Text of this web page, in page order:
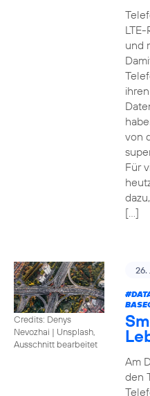
und
von
Für
[…]
Credits: Denys
Nevozhai | Unsplash,
Ausschnitt bearbeitet
26.
Am
den